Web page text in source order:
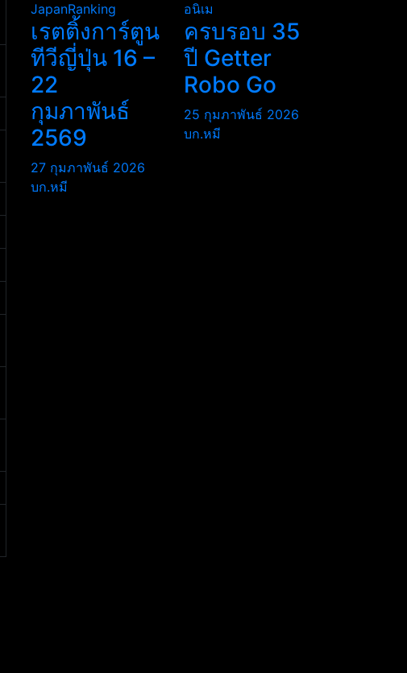
JapanRanking
เรตติ้งการ์ตูน
ทีวีญี่ปุ่น 16 –
22
กุมภาพันธ์
2569
27 กุมภาพันธ์ 2026
บก.หมี
อนิเม
ครบรอบ 35
ปี Getter
Robo Go
25 กุมภาพันธ์ 2026
บก.หมี